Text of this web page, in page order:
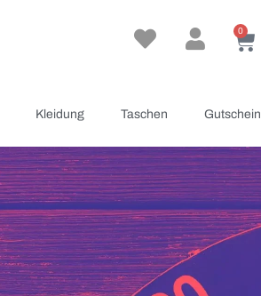
0
Kleidung Taschen Gutschein